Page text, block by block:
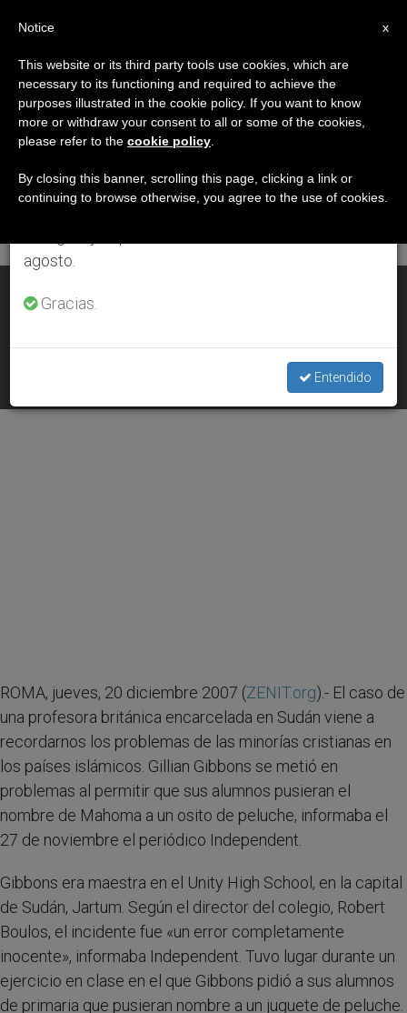
DÍA
Diciembre 20th, 2007
ÚLTIMAS NOTICIAS
DEC 20, 2007 00:00
ROMA, jueves, 20 diciembre 2007 (ZENIT.org).- El caso de
una profesora británica encarcelada en Sudán viene a
recordarnos los problemas de las minorías cristianas en
los países islámicos. Gillian Gibbons se metió en
problemas al permitir que sus alumnos pusieran el
nombre de Mahoma a un osito de peluche, informaba el
27 de noviembre el periódico Independent.
Gibbons era maestra en el Unity High School, en la capital
de Sudán, Jartum. Según el director del colegio, Robert
Boulos, el incidente fue «un error completamente
inocente», informaba Independent. Tuvo lugar durante un
ejercicio en clase en el que Gibbons pidió a sus alumnos
de primaria que pusieran nombre a un juguete de peluche.
×
Aviso importante
Del 27 de julio al 7 de agosto haremos la pausa
anual, aprovechando que en el periodo de verano
se generan menos informaciones y también el
agosto.
Gracias.
Entendido
x
Notice
This website or its third party tools use cookies, which are
necessary to its functioning and required to achieve the
purposes illustrated in the cookie policy. If you want to know
more or withdraw your consent to all or some of the cookies,
please refer to the cookie policy
By closing this banner, scrolling this page, clicking a link or
continuing to browse otherwise, you agree to the use of cookies.